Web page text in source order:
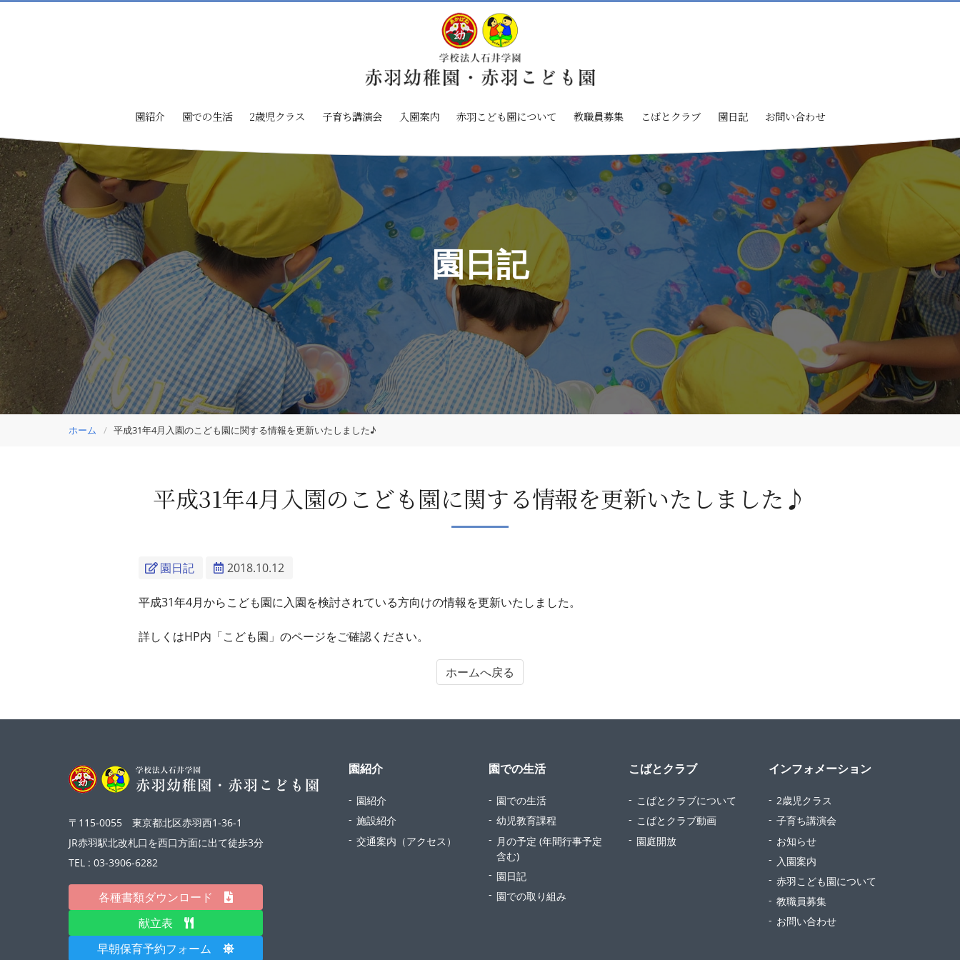
園紹介 園での生活 2歳児クラス 子育ち講演会 入園案内 赤羽こども園について 教職員募集 こばとクラブ 園日記 お問い合わせ
園日記
ホーム 平成31年4月入園のこども園に関する情報を更新いたしました♪
平成31年4月入園のこども園に関する情報を更新いたしました♪
園日記 2018.10.12
平成31年4月からこども園に入園を検討されている方向けの情報を更新いたしました。
詳しくはHP内「こども園」のページをご確認ください。
ホームへ戻る
〒115-0055 東京都北区赤羽西1-36-1
JR赤羽駅北改札口を西口方面に出て徒歩3分
TEL : 03-3906-6282
各種書類ダウンロード
献立表
早朝保育予約フォーム
園紹介
園紹介
施設紹介
交通案内（アクセス）
園での生活
園での生活
幼児教育課程
月の予定 (年間行事予定
含む)
園日記
園での取り組み
こばとクラブ
こばとクラブについて
こばとクラブ動画
園庭開放
インフォメーション
2歳児クラス
子育ち講演会
お知らせ
入園案内
赤羽こども園について
教職員募集
お問い合わせ